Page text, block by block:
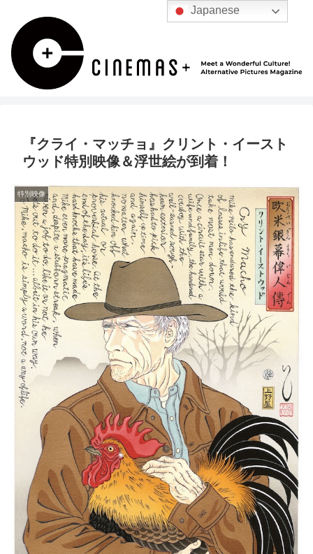
『クライ・マッチョ』クリント・イースト
ウッド特別映像＆浮世絵が到着！
特別映像
Japanese